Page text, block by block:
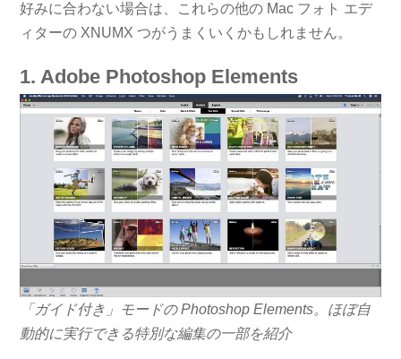
好みに合わない場合は、これらの他の Mac フォト エデ
ィターの XNUMX つがうまくいくかもしれません。
1. Adob​​e Photoshop Elements
「ガイド付き」モードの Photoshop Elements。ほぼ自
動的に実行できる特別な編集の一部を紹介